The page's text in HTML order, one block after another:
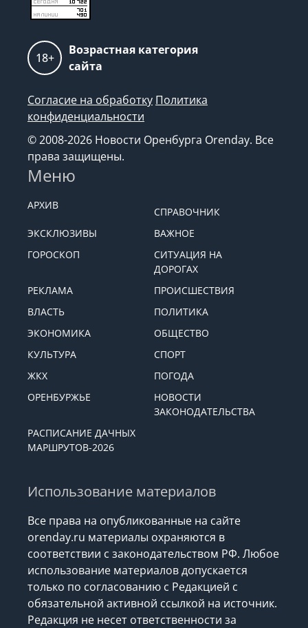
18+
Возрастная категория
сайта
Согласие на обработку Политика
конфиденциальности
© 2008-2026 Новости Оренбурга Orenday. Все
права защищены.
Меню
АРХИВ
СПРАВОЧНИК
ЭКСКЛЮЗИВЫ
ВАЖНОЕ
ГОРОСКОП
СИТУАЦИЯ НА
ДОРОГАХ
РЕКЛАМА
ПРОИСШЕСТВИЯ
ВЛАСТЬ
ПОЛИТИКА
ЭКОНОМИКА
ОБЩЕСТВО
КУЛЬТУРА
СПОРТ
ЖКХ
ПОГОДА
ОРЕНБУРЖЬЕ
НОВОСТИ
ЗАКОНОДАТЕЛЬСТВА
РАСПИСАНИЕ ДАЧНЫХ
МАРШРУТОВ-2026
Использование материалов
Все права на опубликованные на сайте
orenday.ru материалы охраняются в
соответствии с законодательством РФ. Любое
использование материалов допускается
только по согласованию с Редакцией с
обязательной активной ссылкой на источник.
Редакция не несет ответственности за